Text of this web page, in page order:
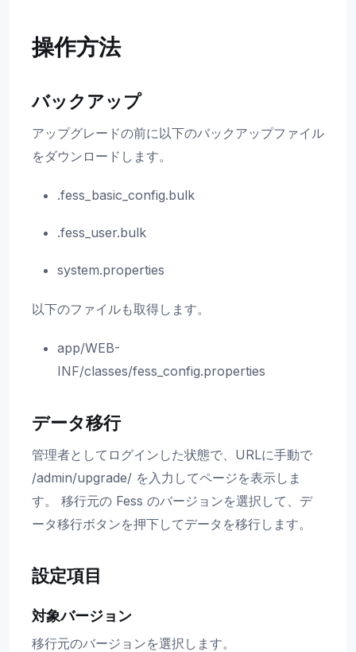
操作方法
バックアップ
アップグレードの前に以下のバックアップファイル
をダウンロードします。
.fess_basic_config.bulk
.fess_user.bulk
system.properties
以下のファイルも取得します。
app/WEB-
INF/classes/fess_config.properties
データ移行
管理者としてログインした状態で、URLに手動で
/admin/upgrade/ を入力してページを表示しま
す。 移行元の Fess のバージョンを選択して、デ
ータ移行ボタンを押下してデータを移行します。
設定項目
対象バージョン
移行元のバージョンを選択します。